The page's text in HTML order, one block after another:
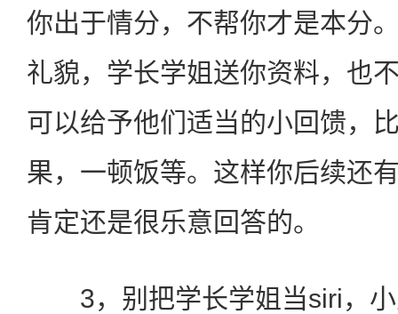
你出于情分，不帮你才是本分
礼貌，学长学姐送你资料，也
可以给予他们适当的小回馈，
果，一顿饭等。这样你后续还
肯定还是很乐意回答的。
3，别把学长学姐当siri，小